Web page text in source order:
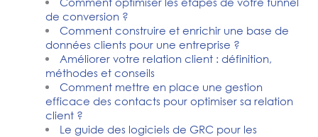
de conversion ?
Comment construire et enrichir une base de
données clients pour une entreprise ?
Améliorer votre relation client : définition,
méthodes et conseils
Comment mettre en place une gestion
efficace des contacts pour optimiser sa relation
client ?
Le guide des logiciels de GRC pour les